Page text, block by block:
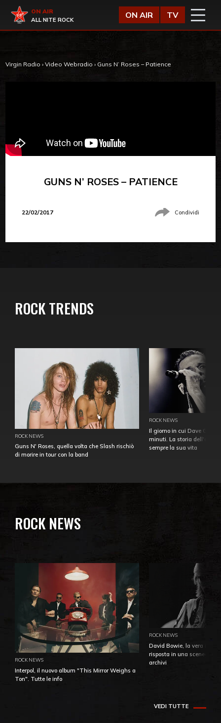
Virgin Radio
ON AIR
ALL NITE ROCK
ON AIR TV
Virgin Radio › Video Webradio › Guns N’ Roses – Patience
GUNS N’ ROSES – PATIENCE
22/02/2017 Condividi
ROCK TRENDS
ROCK NEWS
Guns N' Roses, quella volta che Slash rischiò
di morire in tour con la band
ROCK NEWS
Il giorno in cui Dave
minuti. La storia
sempre la sua vita
ROCK NEWS
ROCK NEWS
Interpol, il nuovo album "This Mirror Weighs a
Ton". Tutte le info
ROCK NEWS
David Bowie, la vera
risposta in una
archivi
VEDI TUTTE